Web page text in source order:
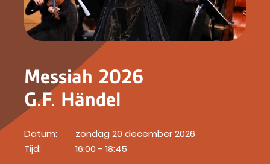
Messiah 2026
G.F. Händel
Datum:
Tijd:
zondag 20 december 2026
16:00 - 18:45